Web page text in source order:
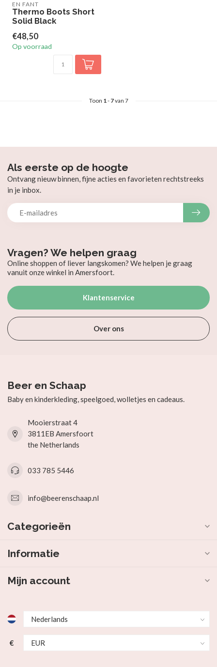
EN FANT
Thermo Boots Short
Solid Black
€48,50
Op voorraad
Toon 1- 7van 7
Vragen? We helpen graag
Online shoppen of liever langskomen? We helpen je graag
vanuit onze winkel in Amersfoort.
Klantenservice
Over ons
Als eerste op de hoogte
Ontvang nieuw binnen, fijne acties en favorieten rechtstreeks
in je inbox.
Beer en Schaap
Baby en kinderkleding, speelgoed, wolletjes en cadeaus.
Mooierstraat 4
3811EB Amersfoort
the Netherlands
033 785 5446
info@beerenschaap.nl
Categorieën
Informatie
Mijn account
€